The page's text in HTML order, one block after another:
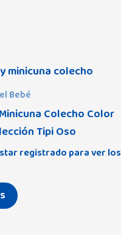
Bebé
Colecho Color
Tipi Oso
registrado para ver los